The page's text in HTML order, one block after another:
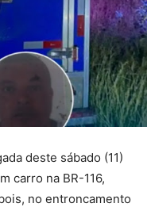
deste sábado (11)
carro na BR-116,
no entroncamento